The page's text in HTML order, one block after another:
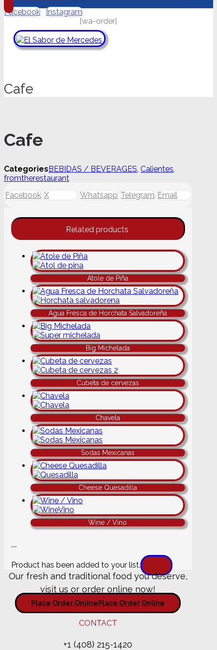
Facebook
Instagram
[wa-order]
Cafe
Cafe
Cafe
quantity
Categories BEBIDAS / BEVERAGES, Calientes,
fromtherestaurant
Facebook X Whatsapp Telegram Email
Related products
Atole de Piña
Agua Fresca de Horchata Salvadoreña
Big Michelada
Cubeta de cervezas
Chavela
Sodas Mexicanas
Cheese Quesadilla
Wine / Vino
...
Product has been added to your list.
Our fresh and traditional food you deserve,
visit us or order online now!
Place Order Online Place Order Online
CONTACT
+1 (408) 215-1420